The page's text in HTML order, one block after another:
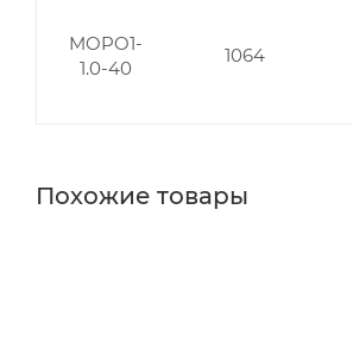
MOPO1-
1.0-40
1064
Похожие товары